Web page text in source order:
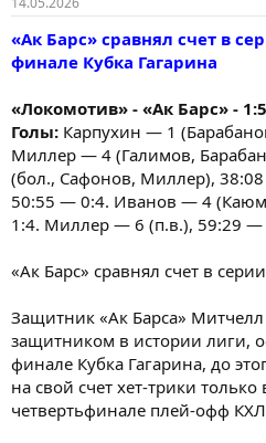
«Ак Барс» сравнял счет в
финале Кубка Гагарина
«Локомотив» - «Ак Барс» -
Голы: Карпухин — 1
Миллер — 4 (Галимов,
(бол., Сафонов, Миллер),
50:55 — 0:4. Иванов — 4
1:4. Миллер — 6 (п.в.), 59:29 —
«Ак Барс» сравнял счет в
Защитник «Ак Барса»
защитником в истории лиги,
финале Кубка Гагарина, до
на свой счет хет-трики
четвертьфинале плей-офф